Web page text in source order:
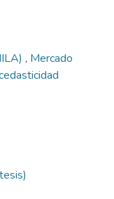
, Mercado